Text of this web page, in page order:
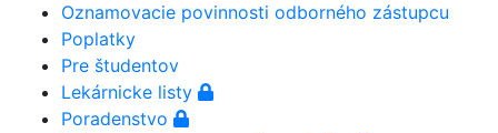
Oznamovacie povinnosti odborného zástupcu
Poplatky
Pre študentov
Lekárnicke listy
Poradenstvo